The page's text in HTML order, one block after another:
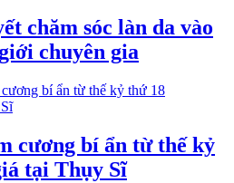
chăm sóc làn da vào
chuyên gia
cương bí ẩn từ thế kỷ
tại Thụy Sĩ